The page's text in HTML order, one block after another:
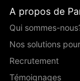
A propos de
Qui sommes-
Nos solutions
Recrutement
Témoignages